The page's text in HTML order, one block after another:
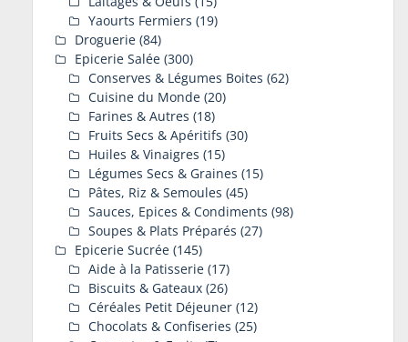
Yaourts Fermiers (19)
Droguerie (84)
Epicerie Salée (300)
Conserves & Légumes Boites (62)
Cuisine du Monde (20)
Farines & Autres (18)
Fruits Secs & Apéritifs (30)
Huiles & Vinaigres (15)
Légumes Secs & Graines (15)
Pâtes, Riz & Semoules (45)
Sauces, Epices & Condiments (98)
Soupes & Plats Préparés (27)
Epicerie Sucrée (145)
Aide à la Patisserie (17)
Biscuits & Gateaux (26)
Céréales Petit Déjeuner (12)
Chocolats & Confiseries (25)